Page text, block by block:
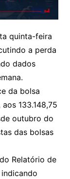
quinta-feira
a perda
dados
da bolsa
133.148,75
outubro do
das bolsas
Relatório de